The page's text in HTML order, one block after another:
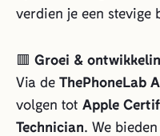
verdien je een stevige
🟥 Groei &
Via de ThePhoneLab
volgen tot Apple
Technician. We